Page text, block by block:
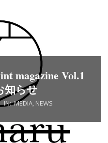
magazine Vol.1
知らせ
IN: MEDIA, NEWS